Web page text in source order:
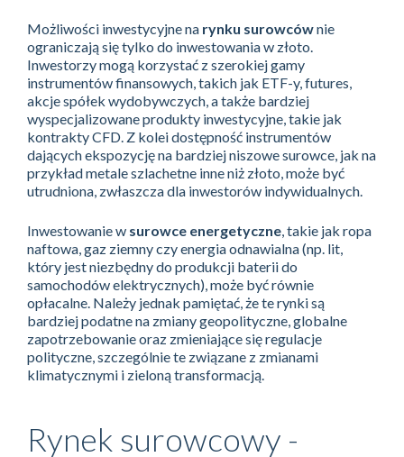
Możliwości inwestycyjne na rynku surowcównie
ograniczają się tylko do inwestowania w złoto.
Inwestorzy mogą korzystać z szerokiej gamy
instrumentów finansowych, takich jak ETF-y, futures,
akcje spółek wydobywczych, a także bardziej
wyspecjalizowane produkty inwestycyjne, takie jak
kontrakty CFD. Z kolei dostępność instrumentów
dających ekspozycję na bardziej niszowe surowce, jak na
przykład metale szlachetne inne niż złoto, może być
utrudniona, zwłaszcza dla inwestorów indywidualnych.
Inwestowanie w surowce energetyczne, takie jak ropa
naftowa, gaz ziemny czy energia odnawialna (np. lit,
który jest niezbędny do produkcji baterii do
samochodów elektrycznych), może być równie
opłacalne. Należy jednak pamiętać, że te rynki są
bardziej podatne na zmiany geopolityczne, globalne
zapotrzebowanie oraz zmieniające się regulacje
polityczne, szczególnie te związane z zmianami
klimatycznymi i zieloną transformacją.
Rynek surowcowy -